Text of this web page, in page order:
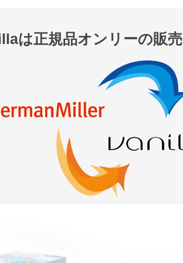
は正規品オンリーの販売